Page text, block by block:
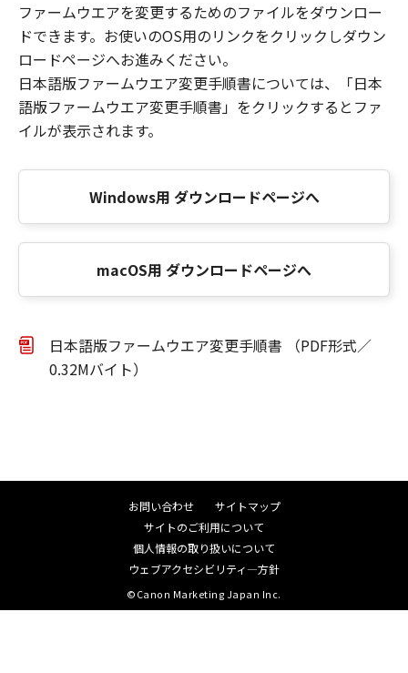
ファームウエアを変更するためのファイルをダウンロー
ドできます。お使いのOS用のリンクをクリックしダウン
ロードページへお進みください。
日本語版ファームウエア変更手順書については、「日本
語版ファームウエア変更手順書」をクリックするとファ
イルが表示されます。
Windows用 ダウンロードページへ
macOS用 ダウンロードページへ
日本語版ファームウエア変更手順書 （PDF形式／
0.32Mバイト）
お問い合わせ
サイトマップ
サイトのご利用について
個人情報の取り扱いについて
ウェブアクセシビリティ―方針
©Canon Marketing Japan Inc.